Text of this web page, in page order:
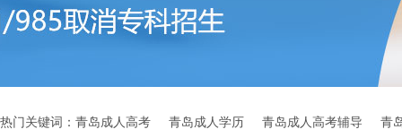
热门关键词： 青岛成人高考 青岛成人学历 青岛成人高考辅导 青